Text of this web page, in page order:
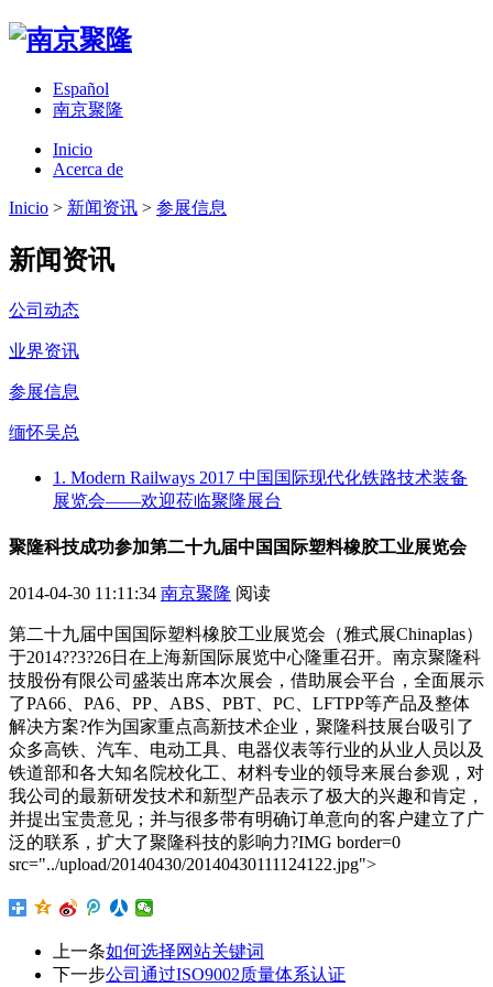
Español
南京聚隆
Inicio
Acerca de
Inicio > 新闻资讯 > 参展信息
新闻资讯
公司动态
业界资讯
参展信息
缅怀吴总
1. Modern Railways 2017 中国国际现代化铁路技术装备
展览会——欢迎莅临聚隆展台
聚隆科技成功参加第二十九届中国国际塑料橡胶工业展览会
2014-04-30 11:11:34 南京聚隆 阅读
第二十九届中国国际塑料橡胶工业展览会（雅式展Chinaplas）
于2014??3?26日在上海新国际展览中心隆重召开。南京聚隆科
技股份有限公司盛装出席本次展会，借助展会平台，全面展示
了PA66、PA6、PP、ABS、PBT、PC、LFTPP等产品及整体
解决方案?作为国家重点高新技术企业，聚隆科技展台吸引了
众多高铁、汽车、电动工具、电器仪表等行业的从业人员以及
铁道部和各大知名院校化工、材料专业的领导来展台参观，对
我公司的最新研发技术和新型产品表示了极大的兴趣和肯定，
并提出宝贵意见；并与很多带有明确订单意向的客户建立了广
泛的联系，扩大了聚隆科技的影响力?IMG border=0
src="../upload/20140430/20140430111124122.jpg">
上一条如何选择网站关键词
下一步公司通过ISO9002质量体系认证